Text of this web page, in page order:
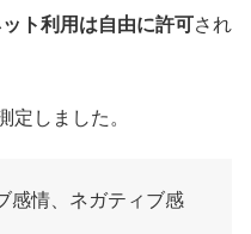
ト利用は自由に許可され
しました。
感情、ネガティブ感